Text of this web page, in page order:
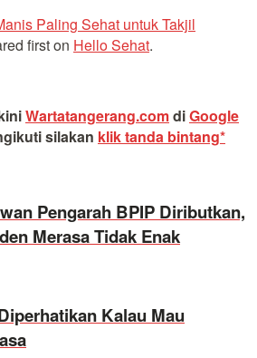
Paling Sehat untuk Takjil
first on Hello Sehat.
Wartatangerang.comdiGoogle
silakan klik tanda bintang*
Pengarah BPIP Diributkan,
Merasa Tidak Enak
Kalau Mau